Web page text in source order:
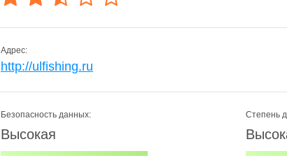
Адрес:
http://ulfishing.ru
Безопасность данных:
Высокая
Степень